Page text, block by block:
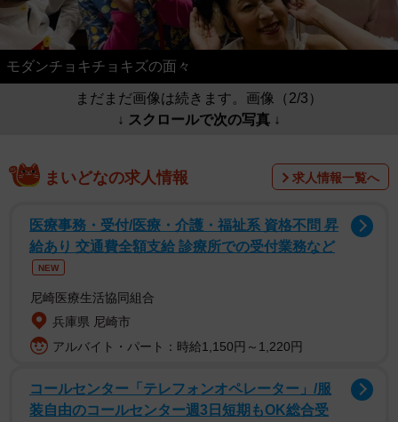
モダンチョキチョキズの面々
まだまだ画像は続きます。画像（2/3）
↓ スクロールで次の写真 ↓
まいどなの求人情報 求人情報一覧へ
医療事務・受付/医療・介護・福祉系 資格不問 昇
給あり 交通費全額支給 診療所での受付業務など
NEW
尼崎医療生活協同組合
兵庫県 尼崎市
アルバイト・パート：時給1,150円～1,220円
コールセンター「テレフォンオペレーター」/服
装自由のコールセンター週3日短期もOK総合受